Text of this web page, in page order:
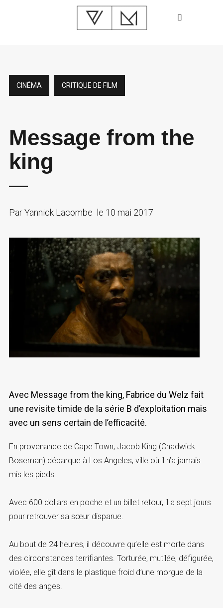
CINÉMA CRITIQUE DE FILM
Message from the
king
ParYannick Lacombe le 10 mai 2017
Avec Message from the king, Fabrice du Welz fait
une revisite timide de la série B d’exploitation mais
avec un sens certain de l’efficacité.
En provenance de Cape Town, Jacob King (Chadwick
Boseman) débarque à Los Angeles, ville où il n’a jamais
mis les pieds.
Avec 600 dollars en poche et un billet retour, il a sept jours
pour retrouver sa sœur disparue.
Au bout de 24 heures, il découvre qu’elle est morte dans
des circonstances terrifiantes. Torturée, mutilée, défigurée,
violée, elle gît dans le plastique froid d’une morgue de la
cité des anges.